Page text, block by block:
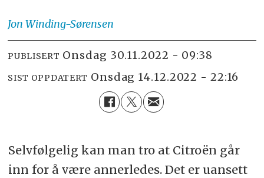
Jon Winding-Sørensen
PUBLISERT onsdag 30.11.2022 - 09:38
SIST OPPDATERT onsdag 14.12.2022 - 22:16
Selvfølgelig kan man tro at Citroën går
inn for å være annerledes. Det er uansett